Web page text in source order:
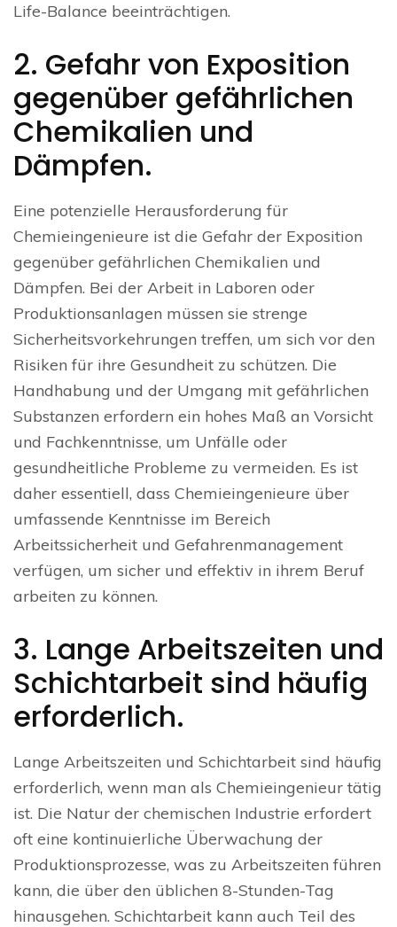
Life-Balance beeinträchtigen.
2. Gefahr von Exposition
gegenüber gefährlichen
Chemikalien und
Dämpfen.
Eine potenzielle Herausforderung für
Chemieingenieure ist die Gefahr der Exposition
gegenüber gefährlichen Chemikalien und
Dämpfen. Bei der Arbeit in Laboren oder
Produktionsanlagen müssen sie strenge
Sicherheitsvorkehrungen treffen, um sich vor den
Risiken für ihre Gesundheit zu schützen. Die
Handhabung und der Umgang mit gefährlichen
Substanzen erfordern ein hohes Maß an Vorsicht
und Fachkenntnisse, um Unfälle oder
gesundheitliche Probleme zu vermeiden. Es ist
daher essentiell, dass Chemieingenieure über
umfassende Kenntnisse im Bereich
Arbeitssicherheit und Gefahrenmanagement
verfügen, um sicher und effektiv in ihrem Beruf
arbeiten zu können.
3. Lange Arbeitszeiten und
Schichtarbeit sind häufig
erforderlich.
Lange Arbeitszeiten und Schichtarbeit sind häufig
erforderlich, wenn man als Chemieingenieur tätig
ist. Die Natur der chemischen Industrie erfordert
oft eine kontinuierliche Überwachung der
Produktionsprozesse, was zu Arbeitszeiten führen
kann, die über den üblichen 8-Stunden-Tag
hinausgehen. Schichtarbeit kann auch Teil des